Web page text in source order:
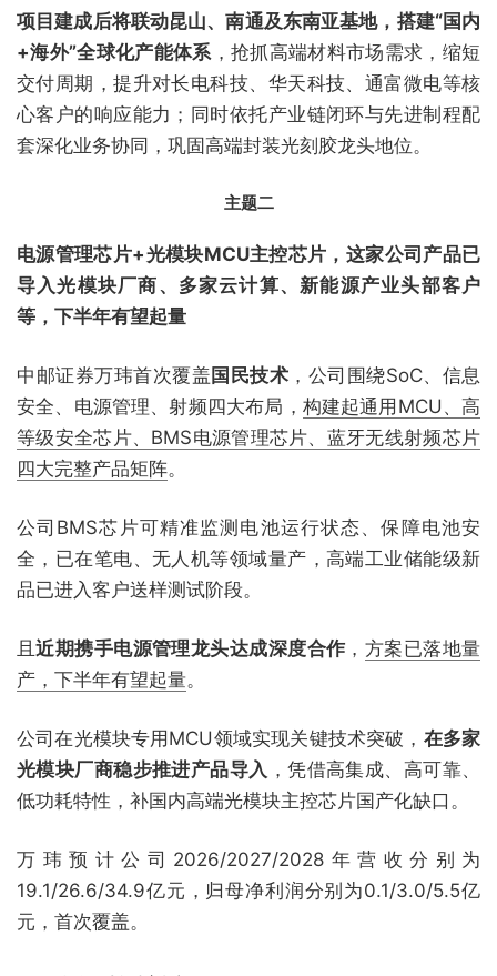
项目建成后将联动昆山、南通及东南亚基地，搭建“国内
+海外”全球化产能体系 ，抢抓高端材料市场需求，缩短
交付周期，提升对长电科技、华天科技、通富微电等核
心客户的响应能力；同时依托产业链闭环与先进制程配
套深化业务协同，巩固高端封装光刻胶龙头地位。
主题二
电源管理芯片+光模块MCU主控芯片，这家公司产品已
导入光模块厂商、多家云计算、新能源产业头部客户
等，下半年有望起量
中邮证券万玮首次覆盖 国民技术 ，公司围绕SoC、信息
安全、电源管理、射频四大布局， 构建起通用MCU、高
等级安全芯片、BMS电源管理芯片、蓝牙无线射频芯片
四大完整产品矩阵。
公司BMS芯片可精准监测电池运行状态、保障电池安
全，已在笔电、无人机等领域量产，高端工业储能级新
品已进入客户送样测试阶段。
且近期携手电源管理龙头达成深度合作 ， 方案已落地量
产，下半年有望起量。
公司在光模块专用MCU领域实现关键技术突破， 在多家
光模块厂商稳步推进产品导入 ，凭借高集成、高可靠、
低功耗特性，补国内高端光模块主控芯片国产化缺口。
万玮预计公司2026/2027/2028年营收分别为
19.1/26.6/34.9亿元，归母净利润分别为0.1/3.0/5.5亿
元，首次覆盖。